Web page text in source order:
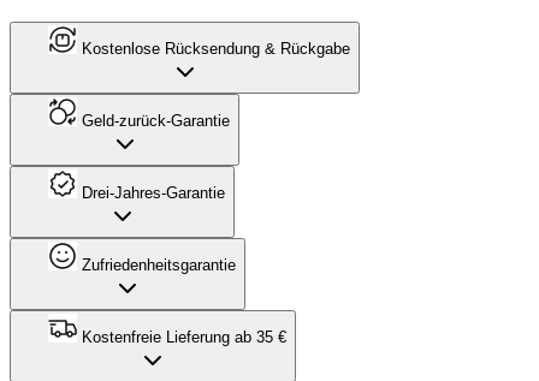
Kostenlose Rücksendung & Rückgabe
Geld-zurück-Garantie
Drei-Jahres-Garantie
Zufriedenheitsgarantie
Kostenfreie Lieferung ab 35 €